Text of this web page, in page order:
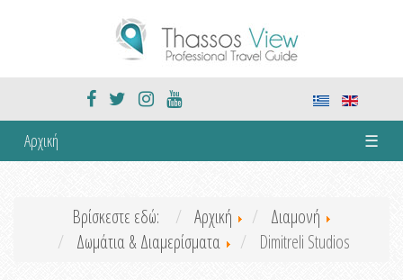
Αρχική ☰
Βρίσκεστε εδώ: Αρχική
Διαμονή
Δωμάτια & Διαμερίσματα
Dimitreli Studios